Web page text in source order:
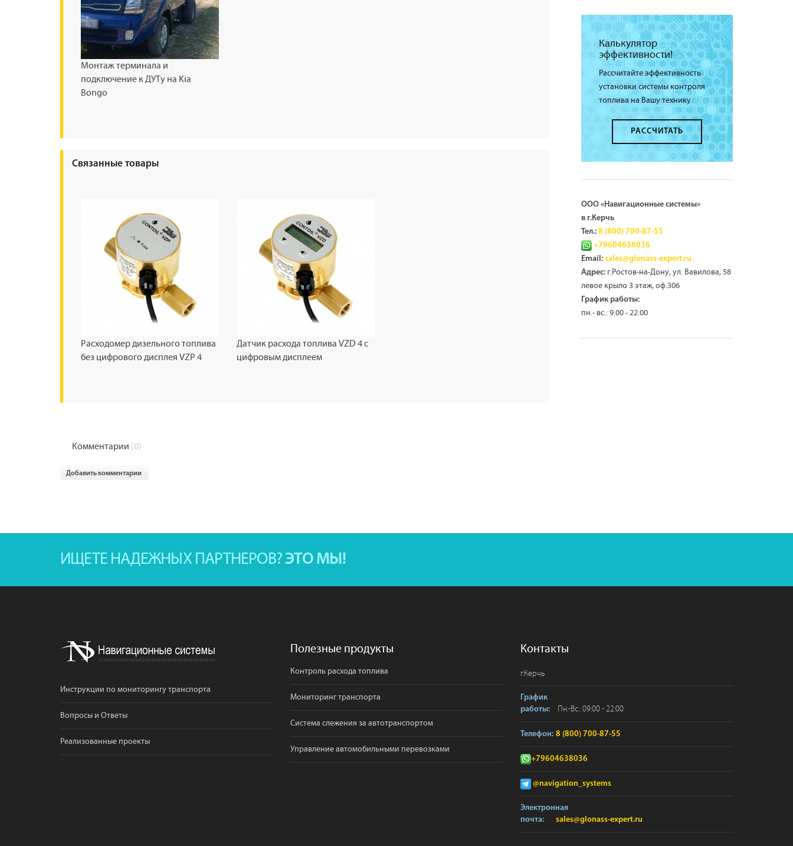
Монтаж терминала и
подключение к ДУТу на Kia
Bongo
Связанные товары
Расходомер дизельного топлива
без цифрового дисплея VZР 4
Датчик расхода топлива VZD 4 с
цифровым дисплеем
Комментарии (0)
Добавить комментарии
Калькулятор
эффективности!
Рассчитайте эффективность
установки системы контроля
топлива на Вашу технику.
РАССЧИТАТЬ
ООО «Навигационные системы»
в г.Керчь
Тел.: 8 (800) 700-87-55
+79604638036
Email: sales@glonass-expert.ru
Адрес:г.Ростов-на-Дону, ул. Вавилова, 58
левое крыло 3 этаж, оф.306
График работы:
пн.- вс.: 9.00 - 22.00
ИЩЕТЕ НАДЕЖНЫХ ПАРТНЕРОВ? ЭТО МЫ!
Инструкции по мониторингу транспорта
Вопросы и Ответы
Реализованные проекты
Полезные продукты
Контроль расхода топлива
Мониторинг транспорта
Система слежения за автотранспортом
Управление автомобильными перевозками
Контакты
г.Керчь
График
работы:
Пн.-Вс.: 09:00 - 22:00
Телефон: 8 (800) 700-87-55
+79604638036
@navigation_systems
Электронная
почта:
sales@glonass-expert.ru